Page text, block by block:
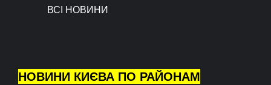
ВСІ НОВИНИ
НОВИНИ КИЄВА ПО РАЙОНАМ